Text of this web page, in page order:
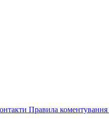
Правила коментування